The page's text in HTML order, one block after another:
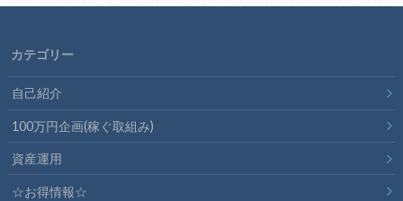
カテゴリー
自己紹介
100万円企画(稼ぐ取組み)
資産運用
☆お得情報☆